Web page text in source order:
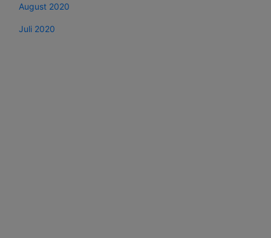
August 2020
Juli 2020